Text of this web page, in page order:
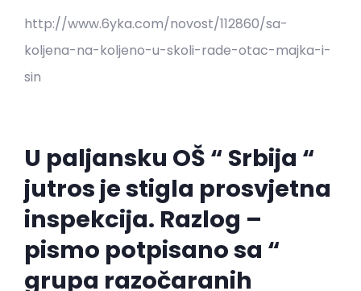
http://www.6yka.com/novost/112860/sa-
koljena-na-koljeno-u-skoli-rade-otac-majka-i-
sin
U paljansku OŠ “ Srbija “
jutros je stigla prosvjetna
inspekcija. Razlog –
pismo potpisano sa “
grupa razočaranih